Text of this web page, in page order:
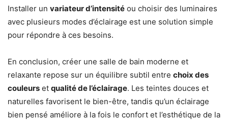
Installer un variateur d’intensité ou choisir des luminaires
avec plusieurs modes d’éclairage est une solution simple
pour répondre à ces besoins.
En conclusion, créer une salle de bain moderne et
relaxante repose sur un équilibre subtil entre choix des
couleurs et qualité de l’éclairage. Les teintes douces et
naturelles favorisent le bien-être, tandis qu’un éclairage
bien pensé améliore à la fois le confort et l’esthétique de la